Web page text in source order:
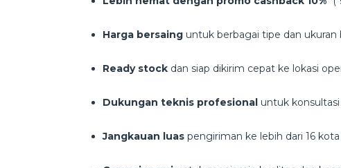
Harga bersaing untuk berbagai tipe dan
Ready stock dan siap dikirim cepat ke lokasi
Dukungan teknis profesional untuk
Jangkauan luas pengiriman ke lebih dari 16